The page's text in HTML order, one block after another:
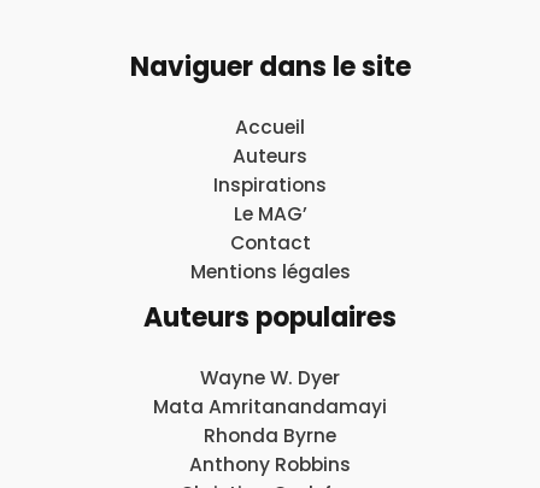
Naviguer dans le site
Accueil
Auteurs
Inspirations
Le MAG’
Contact
Mentions légales
Auteurs populaires
Wayne W. Dyer
Mata Amritanandamayi
Rhonda Byrne
Anthony Robbins